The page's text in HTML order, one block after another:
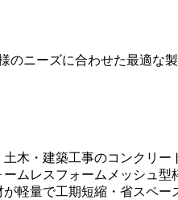
ニーズに合わせた最適な
木・建築工事のコンクリー
ムレスフォームメッシュ型
軽量で工期短縮・省スペ